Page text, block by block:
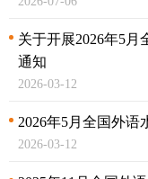
关于开展2026年5
通知
2026-03-12
2026年5月全国外语
2026-03-12